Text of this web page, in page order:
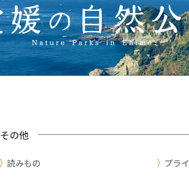
その他
読みもの プラ